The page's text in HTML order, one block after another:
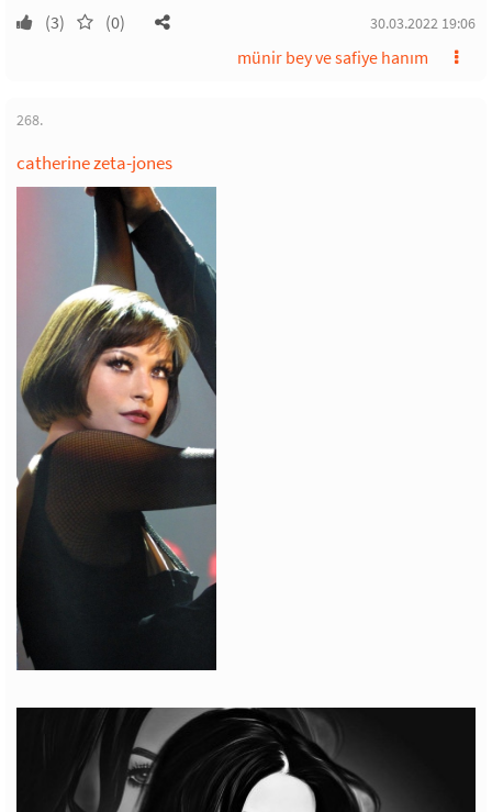
(3) (0) 30.03.2022 19:06
münir bey ve safiye hanım
268.
catherine zeta-jones